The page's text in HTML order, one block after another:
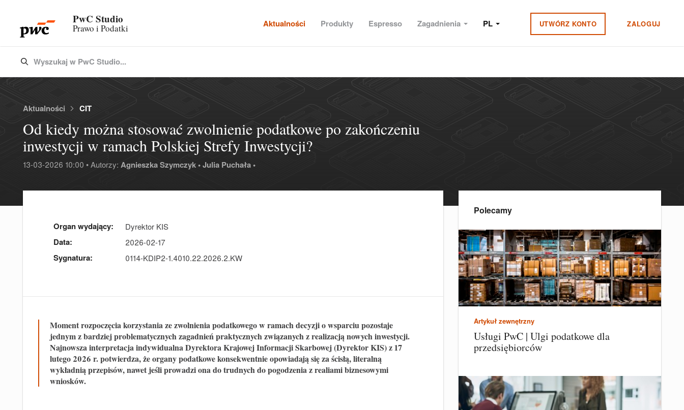
PwC Studio
Prawo i Podatki Aktualności Produkty Espresso Zagadnienia PL UTWÓRZ KONTO ZALOGUJ
Type 3 or more characters for results.
Wyszukaj w PwC Studio...
Aktualności CIT
Od kiedy można stosować zwolnienie podatkowe po zakończeniu
inwestycji w ramach Polskiej Strefy Inwestycji?
13-03-2026 10:00 • Autorzy: Agnieszka Szymczyk •Julia Puchała •
Organ wydający: Dyrektor KIS
Data: 2026-02-17
Sygnatura: 0114‑KDIP2‑1.4010.22.2026.2.KW
Moment rozpoczęcia korzystania ze zwolnienia podatkowego w ramach decyzji o wsparciu pozostaje
jednym z bardziej problematycznych zagadnień praktycznych związanych z realizacją nowych inwestycji.
Najnowsza interpretacja indywidualna Dyrektora Krajowej Informacji Skarbowej (Dyrektor KIS) z 17
lutego 2026 r. potwierdza, że organy podatkowe konsekwentnie opowiadają się za ścisłą, literalną
wykładnią przepisów, nawet jeśli prowadzi ona do trudnych do pogodzenia z realiami biznesowymi
wniosków.
Polecamy
Artykuł zewnętrzny
Usługi PwC | Ulgi podatkowe dla
przedsiębiorców